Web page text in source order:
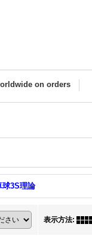
on orders
球3S理論
表示方法: